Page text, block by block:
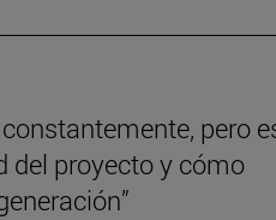
pero
del proyecto y cómo